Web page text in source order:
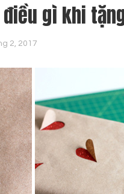
điều gì khi
2, 2017